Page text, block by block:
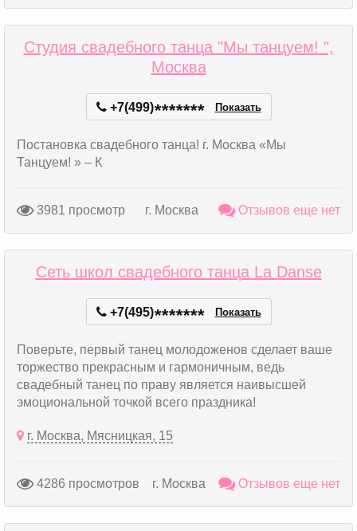
Студия свадебного танца "Мы танцуем! ",
Москва
+7(499)******* Показать
Постановка свадебного танца! г. Москва «Мы
Танцуем! » – К
3981 просмотр г. Москва Отзывов еще нет
Сеть школ свадебного танца La Danse
+7(495)******* Показать
Поверьте, первый танец молодоженов сделает ваше
торжество прекрасным и гармоничным, ведь
свадебный танец по праву является наивысшей
эмоциональной точкой всего праздника!
г. Москва, Мясницкая, 15
4286 просмотров г. Москва Отзывов еще нет